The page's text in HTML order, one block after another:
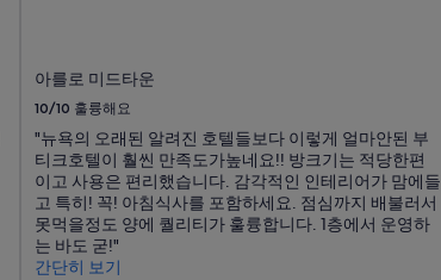
아를로 미드타운
10/10 훌륭해요
"뉴욕의 오래된 알려진 호텔들보다 이렇게 얼마안된 부
티크호텔이 훨씬 만족도가높네요!! 방크기는 적당한편
이고 사용은 편리했습니다. 감각적인 인테리어가 맘에들
고 특히! 꼭! 아침식사를 포함하세요. 점심까지 배불러서
못먹을정도 양에 퀄리티가 훌륭합니다. 1층에서 운영하
는 바도 굳!"
간단히 보기